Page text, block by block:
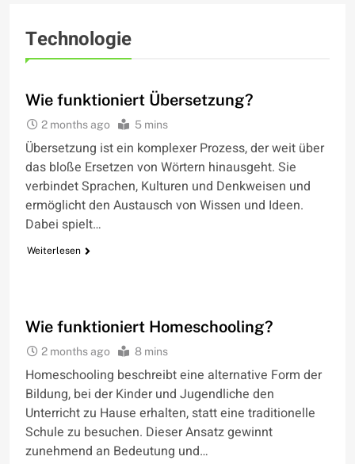
Technologie
Wie funktioniert Übersetzung?
2 months ago 5 mins
Übersetzung ist ein komplexer Prozess, der weit über
das bloße Ersetzen von Wörtern hinausgeht. Sie
verbindet Sprachen, Kulturen und Denkweisen und
ermöglicht den Austausch von Wissen und Ideen.
Dabei spielt…
Weiterlesen
Wie funktioniert Homeschooling?
2 months ago 8 mins
Homeschooling beschreibt eine alternative Form der
Bildung, bei der Kinder und Jugendliche den
Unterricht zu Hause erhalten, statt eine traditionelle
Schule zu besuchen. Dieser Ansatz gewinnt
zunehmend an Bedeutung und…